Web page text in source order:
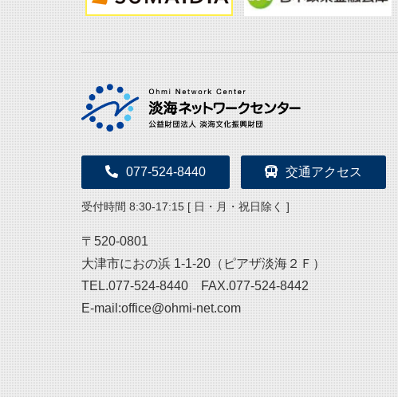
077-524-8440 交通アクセス
受付時間 8:30-17:15 [ 日・月・祝日除く ]
〒520-0801
大津市におの浜 1-1-20（ピアザ淡海２Ｆ）
TEL.077-524-8440 FAX.077-524-8442
E-mail:office@ohmi-net.com